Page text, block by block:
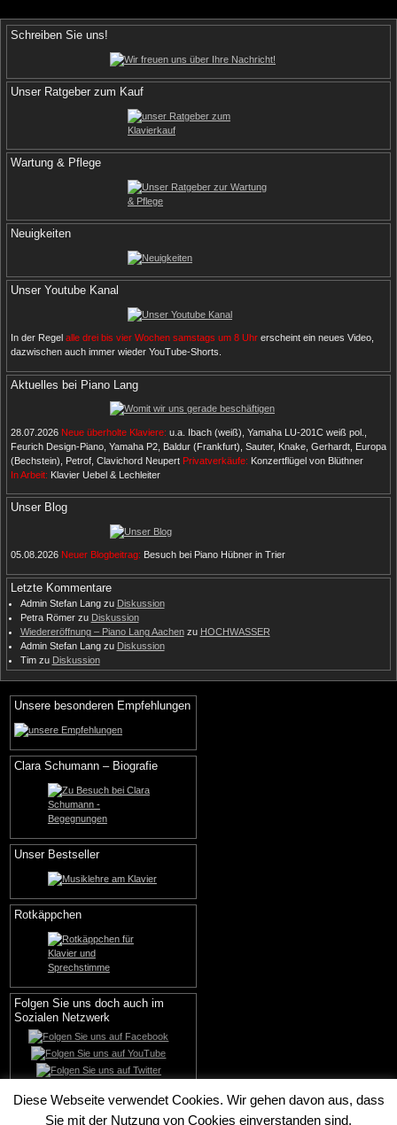
Schreiben Sie uns!
Unser Ratgeber zum Kauf
Wartung & Pflege
Neuigkeiten
Unser Youtube Kanal
In der Regel alle drei bis vier Wochen samstags um 8 Uhr erscheint ein neues Video,
dazwischen auch immer wieder YouTube-Shorts.
Aktuelles bei Piano Lang
28.07.2026 Neue überholte Klaviere: u.a. Ibach (weiß), Yamaha LU-201C weiß pol.,
Feurich Design-Piano, Yamaha P2, Baldur (Frankfurt), Sauter, Knake, Gerhardt, Europa
(Bechstein), Petrof, Clavichord Neupert Privatverkäufe: Konzertflügel von Blüthner
In Arbeit: Klavier Uebel & Lechleiter
Unser Blog
05.08.2026 Neuer Blogbeitrag: Besuch bei Piano Hübner in Trier
Letzte Kommentare
Admin Stefan Langzu Diskussion
Petra Römerzu Diskussion
Wiedereröffnung – Piano Lang Aachenzu HOCHWASSER
Admin Stefan Langzu Diskussion
Timzu Diskussion
Unsere besonderen Empfehlungen
Clara Schumann – Biografie
Unser Bestseller
Rotkäppchen
Folgen Sie uns doch auch im
Sozialen Netzwerk
Diese Webseite verwendet Cookies. Wir gehen davon aus, dass
Sie mit der Nutzung von Cookies einverstanden sind.